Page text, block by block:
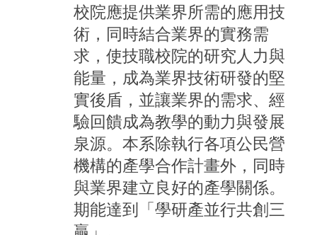
校院應提供業界所需的應用技
術，同時結合業界的實務需
求，使技職校院的研究人力與
能量，成為業界技術研發的堅
實後盾，並讓業界的需求、經
驗回饋成為教學的動力與發展
泉源。本系除執行各項公民營
機構的產學合作計畫外，同時
與業界建立良好的產學關係。
期能達到「學研產並行共創三